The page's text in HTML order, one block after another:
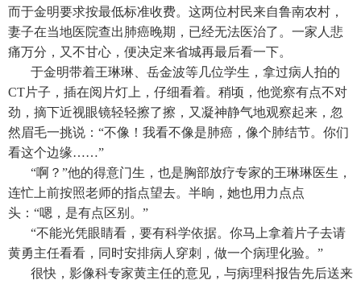
而于金明要求按最低标准收费。这两位村民来自鲁南农村，
妻子在当地医院查出肺癌晚期，已经无法医治了。一家人悲
痛万分，又不甘心，便决定来省城再最后看一下。
于金明带着王琳琳、岳金波等几位学生，拿过病人拍的
CT片子，插在阅片灯上，仔细看着。稍顷，他觉察有点不对
劲，摘下近视眼镜轻轻擦了擦，又凝神静气地观察起来，忽
然眉毛一挑说：“不像！我看不像是肺癌，像个肺结节。你们
看这个边缘……”
“啊？”他的得意门生，也是胸部放疗专家的王琳琳医生，
连忙上前按照老师的指点望去。半晌，她也用力点点
头：“嗯，是有点区别。”
“不能光凭眼睛看，要有科学依据。你马上拿着片子去请
黄勇主任看看，同时安排病人穿刺，做一个病理化验。”
很快，影像科专家黄主任的意见，与病理科报告先后送来